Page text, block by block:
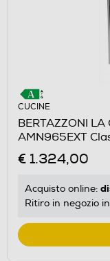
CUCINE
BERTAZZONI
AMN965EXT
€ 1.324,00
Acquisto online:
Ritiro in negozio